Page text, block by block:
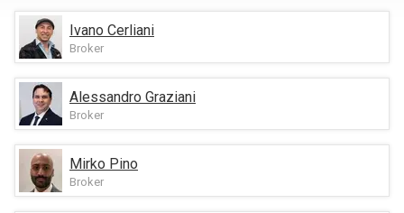
Ivano Cerliani
Broker
Alessandro Graziani
Broker
Mirko Pino
Broker